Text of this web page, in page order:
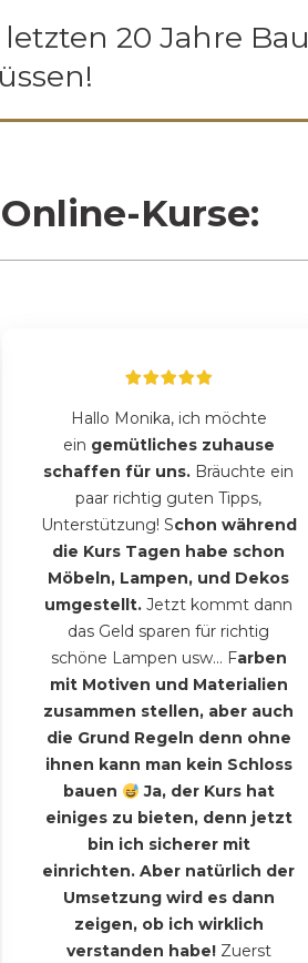
20 Jahre Bau
Kurse:
Hallo Monika, ich möchte
ein gemütliches zuhause
schaffen für uns. Bräuchte ein
paar richtig guten Tipps,
Unterstützung! Schon während
die Kurs Tagen habe schon
Möbeln, Lampen, und Dekos
umgestellt. Jetzt kommt dann
das Geld sparen für richtig
schöne Lampen usw... Farben
mit Motiven und Materialien
zusammen stellen, aber auch
die Grund Regeln denn ohne
ihnen kann man kein Schloss
bauen
Ja, der Kurs hat
einiges zu bieten, denn jetzt
bin ich sicherer mit
einrichten. Aber natürlich der
Umsetzung wird es dann
zeigen, ob ich wirklich
verstanden habe!Zuerst